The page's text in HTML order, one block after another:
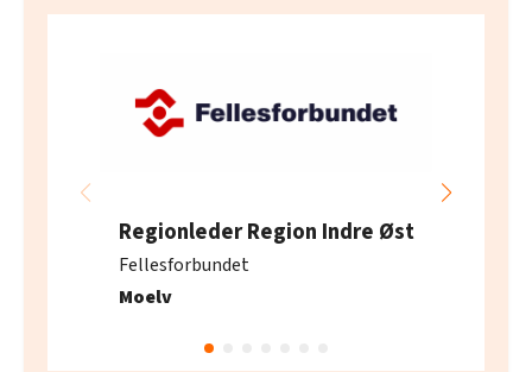
Regionleder Region Indre Øst
Fellesforbundet
Moelv